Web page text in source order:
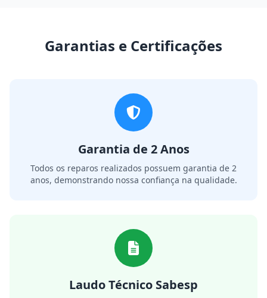
Garantias e Certificações
Garantia de 2 Anos
Todos os reparos realizados possuem garantia de 2
anos, demonstrando nossa confiança na qualidade.
Laudo Técnico Sabesp